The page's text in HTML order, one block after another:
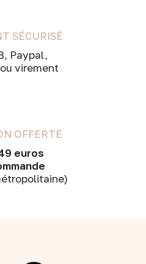
SÉCURISÉ
Paypal,
virement
OFFERTE
euros